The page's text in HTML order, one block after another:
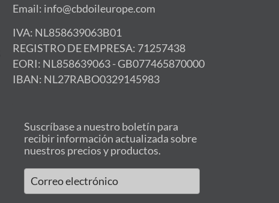
Email: info@cbdoileurope.com
IVA: NL858639063B01
REGISTRO DE EMPRESA: 71257438
EORI: NL858639063 - GB077465870000
IBAN: NL27RABO0329145983
Suscríbase a nuestro boletín para
recibir información actualizada sobre
nuestros precios y productos.